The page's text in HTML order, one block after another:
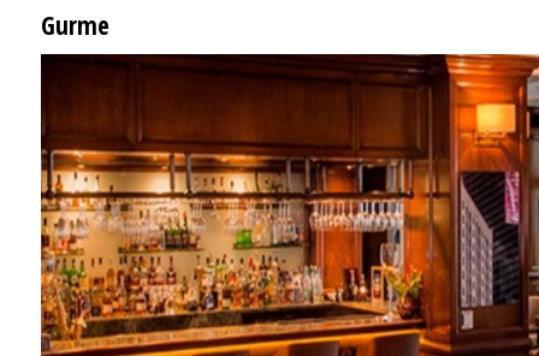
Gurme
EĞLENCE HAYATINA YENİ SOLUK: Gabbro Dream Theatre